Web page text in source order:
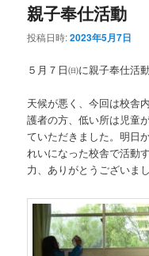
親子奉仕活動
投稿日時:2023年5月7日
５月７日㈰に親子奉仕活
天候が悪く、今回は校舎
護者の方、低い所は児童
ていただきました。明日
れいになった校舎で活動
力、ありがとうございまし